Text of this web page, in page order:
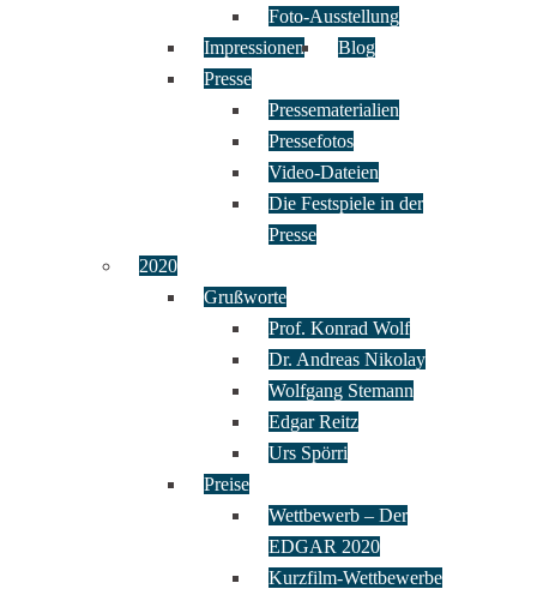
Foto-Ausstellung
Impressionen
Blog
Presse
Pressematerialien
Pressefotos
Video-Dateien
Die Festspiele in der
Presse
2020
Grußworte
Prof. Konrad Wolf
Dr. Andreas Nikolay
Wolfgang Stemann
Edgar Reitz
Urs Spörri
Preise
Wettbewerb – Der
EDGAR 2020
Kurzfilm-Wettbewerbe